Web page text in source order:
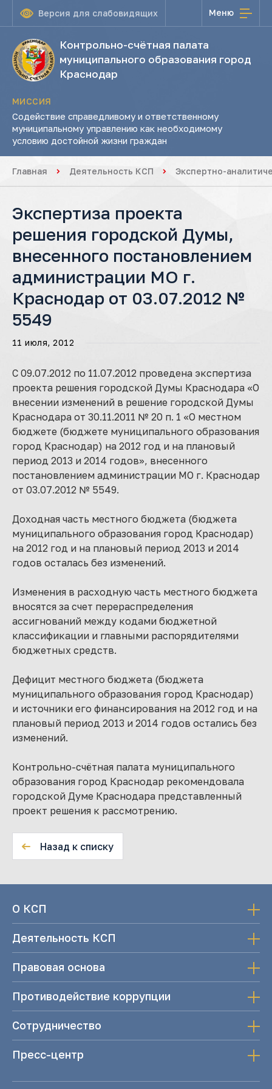
Версия для слабовидящих Меню
Контрольно-счётная палата
муниципального образования город
Краснодар
МИССИЯ
Содействие справедливому и ответственному
муниципальному управлению как необходимому
условию достойной жизни граждан
Главная Деятельность КСП Экспертно-
Экспертиза проекта
решения городской Думы,
внесенного постановлением
администрации МО г.
Краснодар от 03.07.2012 №
5549
11 июля, 2012
С 09.07.2012 по 11.07.2012 проведена экспертиза
проекта решения городской Думы Краснодара «О
внесении изменений в решение городской Думы
Краснодара от 30.11.2011 № 20 п. 1 «О местном
бюджете (бюджете муниципального образования
город Краснодар) на 2012 год и на плановый
период 2013 и 2014 годов», внесенного
постановлением администрации МО г. Краснодар
от 03.07.2012 № 5549.
Доходная часть местного бюджета (бюджета
муниципального образования город Краснодар)
на 2012 год и на плановый период 2013 и 2014
годов осталась без изменений.
Изменения в расходную часть местного бюджета
вносятся за счет перераспределения
ассигнований между кодами бюджетной
классификации и главными распорядителями
бюджетных средств.
Дефицит местного бюджета (бюджета
муниципального образования город Краснодар)
и источники его финансирования на 2012 год и на
плановый период 2013 и 2014 годов остались без
изменений.
Контрольно-счётная палата муниципального
образования город Краснодар рекомендовала
городской Думе Краснодара представленный
проект решения к рассмотрению.
Назад к списку
О КСП
Деятельность КСП
Правовая основа
Противодействие коррупции
Сотрудничество
Пресс-центр